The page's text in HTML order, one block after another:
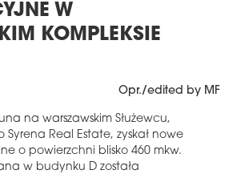
W
KOMPLEKSIE
Opr./edited by MF
na warszawskim Służewcu,
Real Estate, zyskał nowe
o powierzchni blisko 460 mkw.
w budynku D została